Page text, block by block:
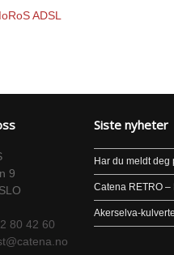
ADSL
9
80 42 60
Siste nyheter
Har du meldt
Catena RETRO –
Akerselva-